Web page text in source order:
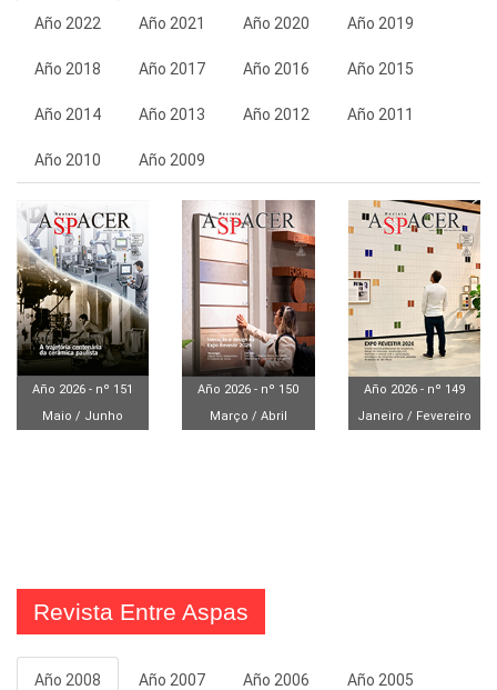
Año 2022 Año 2021 Año 2020 Año 2019
Año 2018 Año 2017 Año 2016 Año 2015
Año 2014 Año 2013 Año 2012 Año 2011
Año 2010 Año 2009
Año 2026 - nº 151
Maio / Junho
Año 2026 - nº 150
Março / Abril
Año 2026 - nº 149
Janeiro / Fevereiro
Revista Entre Aspas
Año 2008 Año 2007 Año 2006 Año 2005